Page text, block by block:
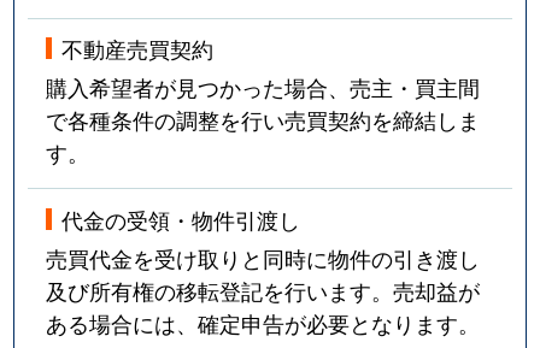
不動産売買契約
購入希望者が見つかった場合、売主・買主間
で各種条件の調整を行い売買契約を締結しま
す。
代金の受領・物件引渡し
売買代金を受け取りと同時に物件の引き渡し
及び所有権の移転登記を行います。売却益が
ある場合には、確定申告が必要となります。